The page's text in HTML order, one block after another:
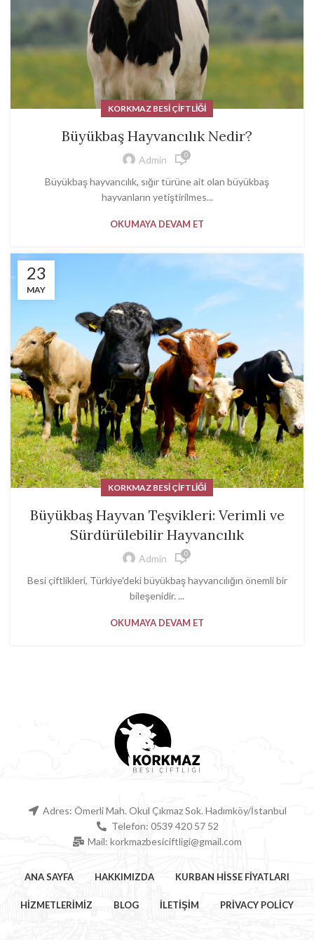
KORKMAZ BESI ÇIFTLIĞI
Büyükbaş Hayvancılık Nedir?
Admin 0
Büyükbaş hayvancılık, sığır türüne ait olan büyükbaş
hayvanların yetiştirilmes...
OKUMAYA DEVAM ET
23
MAY
KORKMAZ BESI ÇIFTLIĞI
Büyükbaş Hayvan Teşvikleri: Verimli ve
Sürdürülebilir Hayvancılık
Admin 0
Besi çiftlikleri, Türkiye'deki büyükbaş hayvancılığın önemli bir
bileşenidir. ...
OKUMAYA DEVAM ET
Adres: Ömerli Mah. Okul Çıkmaz Sok. Hadımköy/İstanbul
Telefon: 0539 420 57 52
Mail: korkmazbesiciftligi@gmail.com
ANA SAYFA HAKKIMIZDA KURBAN HISSE FIYATLARI
HİZMETLERİMİZ BLOG İLETIŞIM PRIVACY POLICY